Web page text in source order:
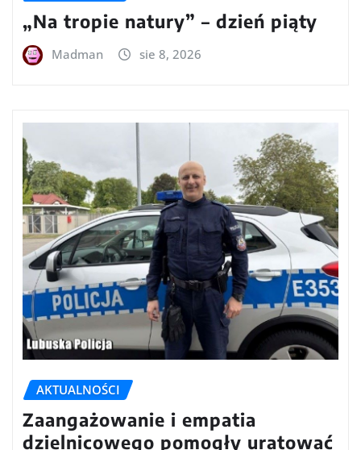
„Na tropie natury” – dzień piąty
Madman sie 8, 2026
AKTUALNOŚCI
Zaangażowanie i empatia
dzielnicowego pomogły uratować